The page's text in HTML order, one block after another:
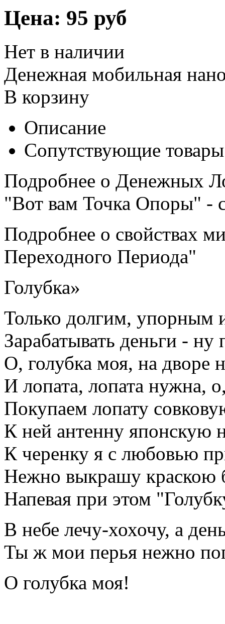
Цена: 95 руб
Нет в наличии
Денежная мобильная
В корзину
Описание
Сопутствующие товары
Подробнее о Денежных
"Вот вам Точка Опоры" -
Подробнее о свойствах
Переходного Периода"
Голубка»
Только долгим, упорным
Зарабатывать деньги -
О, голубка моя, на дворе
И лопата, лопата нужна,
Покупаем лопату
К ней антенну японскую
К черенку я с любовью
Нежно выкрашу краскою
Напевая при этом
В небе лечу-хохочу, а
Ты ж мои перья нежно
О голубка моя!